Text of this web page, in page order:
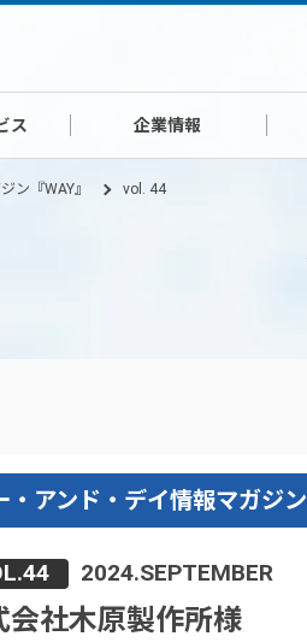
ス 企業情報
ン『WAY』 vol. 44
・アンド・デイ情報マガジン
2024.SEPTEMBER
会社木原製作所様